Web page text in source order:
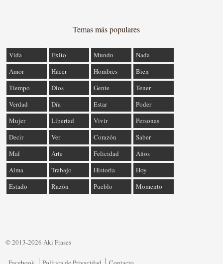
Temas más populares
Vida Éxito Mundo
Nada
Amor
Hacer Hombres
Bien
Tiempo
Dios Gente
Tener
Verdad
Día Estar
Poder
Mujer
Libertad Vivir
Personas
Decir
Ver Corazón
Saber
Mal
Arte Felicidad
Años
Alma
Trabajo Historia
Hoy
Estado
Razón Pueblo Momento
© 2013-2026 Aki Frases